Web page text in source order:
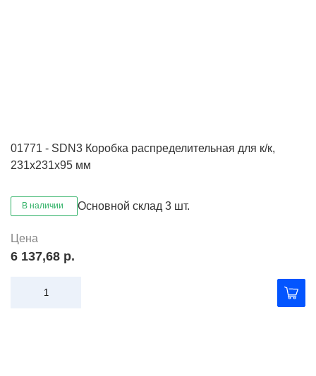
01771 - SDN3 Коробка распределительная для к/к,
231x231x95 мм
В наличии Основной склад 3 шт.
Цена
6 137,68 р.